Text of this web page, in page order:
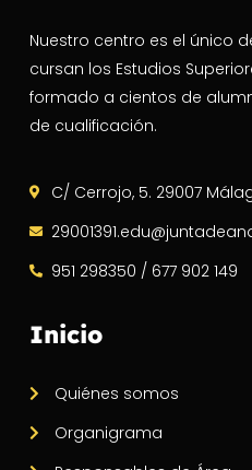
Nuestro centro es el único
cursan los Estudios
formado a cientos de
de cualificación.
C/ Cerrojo, 5. 29007
951 298350 / 677 902 149
Inicio
Quiénes somos
Organigrama